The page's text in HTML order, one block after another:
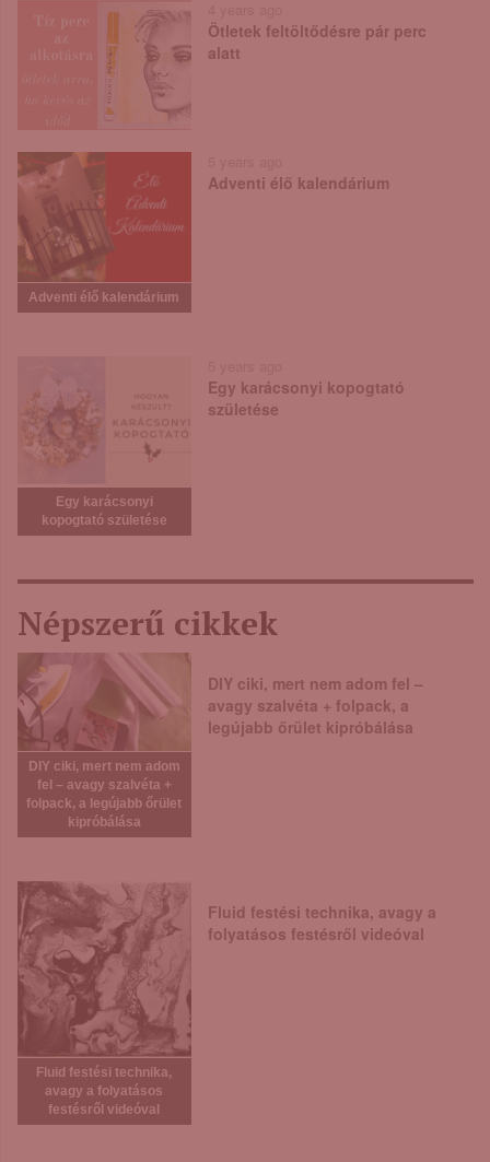
Ötletek feltöltődésre pár perc
alatt
Adventi élő kalendárium
Adventi élő kalendárium
Egy karácsonyi
kopogtató születése
Egy karácsonyi kopogtató
születése
Népszerű cikkek
DIY ciki, mert nem adom
fel – avagy szalvéta +
folpack, a legújabb őrület
kipróbálása
DIY ciki, mert nem adom fel –
avagy szalvéta + folpack, a
legújabb őrület kipróbálása
Fluid festési technika,
avagy a folyatásos
festésről videóval
Fluid festési technika, avagy a
folyatásos festésről videóval